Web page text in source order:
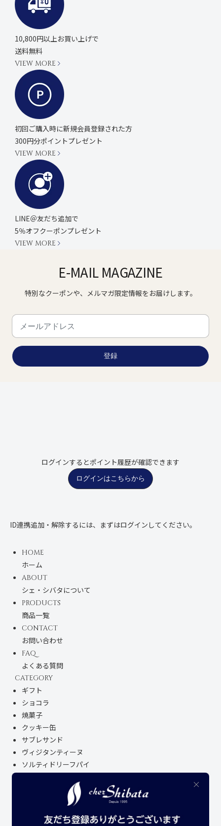
10,800円以上お買い上げで
送料無料
VIEW MORE
初回ご購入時に新規会員登録された方
300円分ポイントプレゼント
VIEW MORE
LINE＠友だち追加で
5％オフクーポンプレゼント
VIEW MORE
E-MAIL MAGAZINE
特別なクーポンや、メルマガ限定情報をお届けします。
登録
ログインするとポイント履歴が確認できます
ログインはこちらから
ID連携追加・解除するには、まずはログインしてください。
HOME
ホーム
ABOUT
シェ・シバタについて
PRODUCTS
商品一覧
CONTACT
お問い合わせ
FAQ
よくある質問
CATEGORY
ギフト
ショコラ
焼菓子
クッキー缶
サブレサンド
ヴィジタンティーヌ
ソルティドリーフパイ
オリジナルグッズ
アウトレットセール